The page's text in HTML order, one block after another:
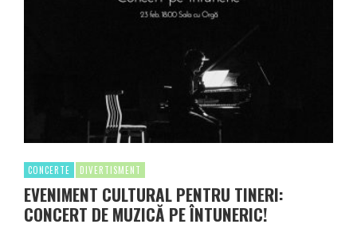
CONCERTE DIVERTISMENT
EVENIMENT CULTURAL PENTRU TINERI:
CONCERT DE MUZICĂ PE ÎNTUNERIC!